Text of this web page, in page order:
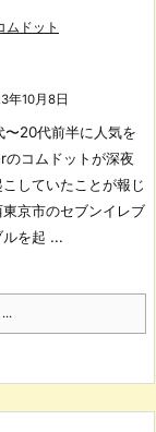
ムドット
年10月8日
20代前半に人気を
コムドットが深夜
していたことが報じ
京市のセブンイレブ
ルを起 ...